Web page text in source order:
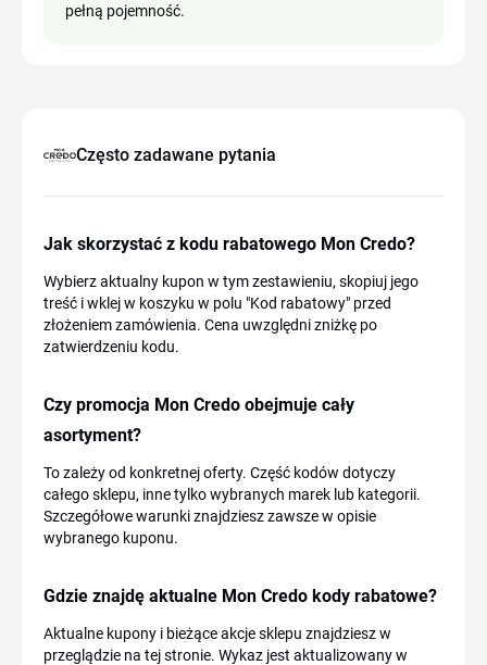
pełną pojemność.
Często zadawane pytania
Jak skorzystać z kodu rabatowego Mon Credo?
Wybierz aktualny kupon w tym zestawieniu, skopiuj jego
treść i wklej w koszyku w polu "Kod rabatowy" przed
złożeniem zamówienia. Cena uwzględni zniżkę po
zatwierdzeniu kodu.
Czy promocja Mon Credo obejmuje cały
asortyment?
To zależy od konkretnej oferty. Część kodów dotyczy
całego sklepu, inne tylko wybranych marek lub kategorii.
Szczegółowe warunki znajdziesz zawsze w opisie
wybranego kuponu.
Gdzie znajdę aktualne Mon Credo kody rabatowe?
Aktualne kupony i bieżące akcje sklepu znajdziesz w
przeglądzie na tej stronie. Wykaz jest aktualizowany w